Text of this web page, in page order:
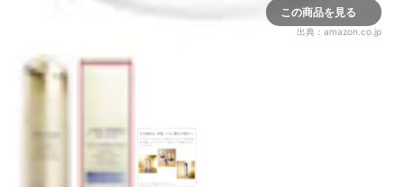
この商品を見る
出典： amazon.co.jp